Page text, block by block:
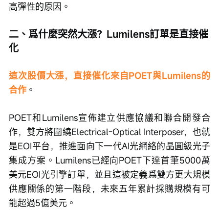
高彈性的原因。
二、爲什麼突然大漲？Lumilens訂單是直接催
化
這次股價大漲，直接催化來自POET與Lumilens的
合作 。
POET和Lumilens宣佈建立供應協議和聯合開發合
作，雙方將圍繞Electrical-Optical Interposer，也就
是EOI平台，推進面向下一代AI光網絡的晶圓級光子
集成方案。Lumilens已經向POET下達首筆5000萬
美元EOI光引擎訂單，並且這被定義爲雙方更大規模
供應關係的第一階段，未來五年累計採購規模有可
能超過5億美元。